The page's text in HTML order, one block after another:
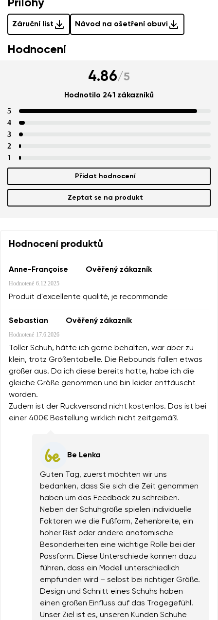
Přílohy
Záruční list Návod na ošetření obuvi
Hodnocení
4.86/5
Hodnotilo 241 zákazníků
5
4
3
2
1
Přidat hodnocení
Zeptat se na produkt
Hodnocení produktů
Anne-Françoise Ověřený zákazník
Hodnotené 6.12.2025
Produit d'excellente qualité, je recommande
Sebastian Ověřený zákazník
Hodnotené 17.6.2026
Toller Schuh, hätte ich gerne behalten, war aber zu
klein, trotz Größentabelle. Die Rebounds fallen etwas
größer aus. Da ich diese bereits hatte, habe ich die
gleiche Größe genommen und bin leider enttäuscht
worden.
Zudem ist der Rückversand nicht kostenlos. Das ist bei
einer 400€ Bestellung wirklich nicht zeitgemäß!
Be Lenka
Guten Tag, zuerst möchten wir uns
bedanken, dass Sie sich die Zeit genommen
haben um das Feedback zu schreiben.
Neben der Schuhgröße spielen individuelle
Faktoren wie die Fußform, Zehenbreite, ein
hoher Rist oder andere anatomische
Besonderheiten eine wichtige Rolle bei der
Passform. Diese Unterschiede können dazu
führen, dass ein Modell unterschiedlich
empfunden wird – selbst bei richtiger Größe.
Design und Schnitt eines Schuhs haben
einen großen Einfluss auf das Tragegefühl.
Unser Ziel ist es, unseren Kunden Schuhe